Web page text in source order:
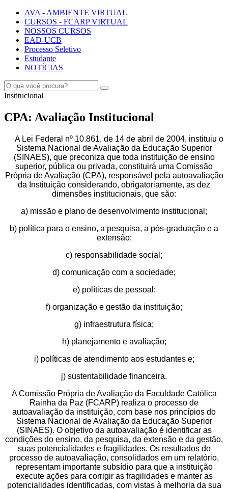
AVA - AMBIENTE VIRTUAL
CURSOS - FCARP VIRTUAL
NOSSOS CURSOS
EAD-UCB
Processo Seletivo
Estudante
NOTÍCIAS
Institucional
CPA: Avaliação Institucional
A Lei Federal nº 10.861, de 14 de abril de 2004, instituiu o
Sistema Nacional de Avaliação da Educação Superior
(SINAES), que preconiza que toda instituição de ensino
superior, pública ou privada, constituirá uma Comissão
Própria de Avaliação (CPA), responsável pela autoavaliação
da Instituição considerando, obrigatoriamente, as dez
dimensões institucionais, que são:
a) missão e plano de desenvolvimento institucional;
b) política para o ensino, a pesquisa, a pós-graduação e a
extensão;
c) responsabilidade social;
d) comunicação com a sociedade;
e) políticas de pessoal;
f) organização e gestão da instituição;
g) infraestrutura física;
h) planejamento e avaliação;
i) políticas de atendimento aos estudantes e;
j) sustentabilidade financeira.
A Comissão Própria de Avaliação da Faculdade Católica
Rainha da Paz (FCARP) realiza o processo de
autoavaliação da instituição, com base nos princípios do
Sistema Nacional de Avaliação da Educação Superior
(SINAES). O objetivo da autoavaliação é identificar as
condições do ensino, da pesquisa, da extensão e da gestão,
suas potencialidades e fragilidades. Os resultados do
processo de autoavaliação, consolidados em um relatório,
representam importante subsídio para que a instituição
execute ações para corrigir as fragilidades e manter as
potencialidades identificadas, com vistas à melhoria da sua